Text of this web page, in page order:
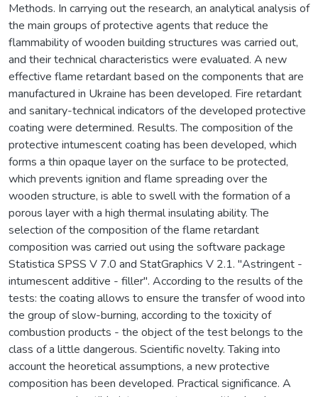
Methods. In carrying out the research, an analytical analysis of
the main groups of protective agents that reduce the
flammability of wooden building structures was carried out,
and their technical characteristics were evaluated. A new
effective flame retardant based on the components that are
manufactured in Ukraine has been developed. Fire retardant
and sanitary-technical indicators of the developed protective
coating were determined. Results. The composition of the
protective intumescent coating has been developed, which
forms a thin opaque layer on the surface to be protected,
which prevents ignition and flame spreading over the
wooden structure, is able to swell with the formation of a
porous layer with a high thermal insulating ability. The
selection of the composition of the flame retardant
composition was carried out using the software package
Statistica SPSS V 7.0 and StatGraphics V 2.1. "Astringent -
intumescent additive - filler". According to the results of the
tests: the coating allows to ensure the transfer of wood into
the group of slow-burning, according to the toxicity of
combustion products - the object of the test belongs to the
class of a little dangerous. Scientific novelty. Taking into
account the heoretical assumptions, a new protective
composition has been developed. Practical significance. A